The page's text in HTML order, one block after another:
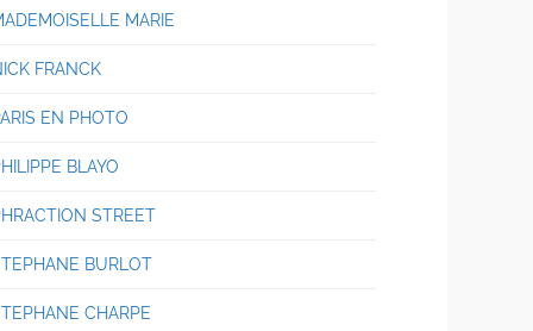
MARIE
FRANCK
EN PHOTO
BLAYO
STREET
BURLOT
CHARPE